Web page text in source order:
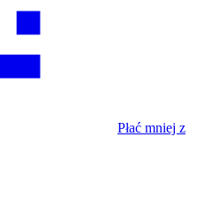
Płać mniej z